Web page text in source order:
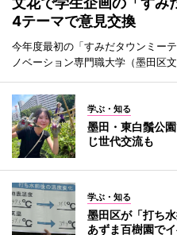
4テーマで意見交換
今年度最初の「すみだタウンミー
ノベーション専門職大学（墨田区
学ぶ・知る
墨田・東白鬚公
じ世代交流も
学ぶ・知る
墨田区が「打ち
あずま百樹園で